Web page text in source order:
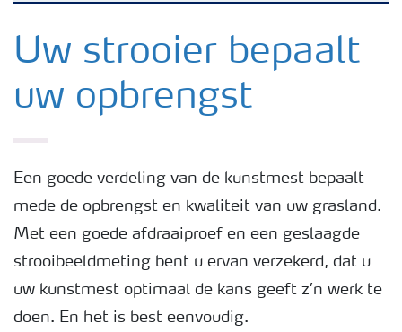
Nieuwsbrieven
Gewassen
Toolbox
Grow the future
Meststoffen veiligheid
Uw strooier bepaalt
uw opbrengst
Een goede verdeling van de kunstmest bepaalt
mede de opbrengst en kwaliteit van uw grasland.
Met een goede afdraaiproef en een geslaagde
strooibeeldmeting bent u ervan verzekerd, dat u
uw kunstmest optimaal de kans geeft z’n werk te
doen. En het is best eenvoudig.